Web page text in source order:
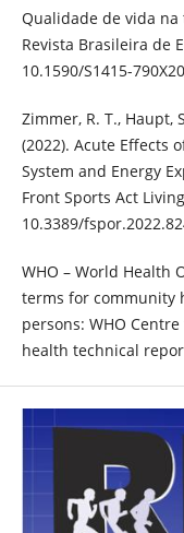
Qualidade de vida
Revista Brasileira de
10.1590/S1415-
Zimmer, R. T., Haupt,
(2022). Acute Effects
System and Energy
Front Sports Act
10.3389/
WHO – World Health
terms for community
persons: WHO
health technical